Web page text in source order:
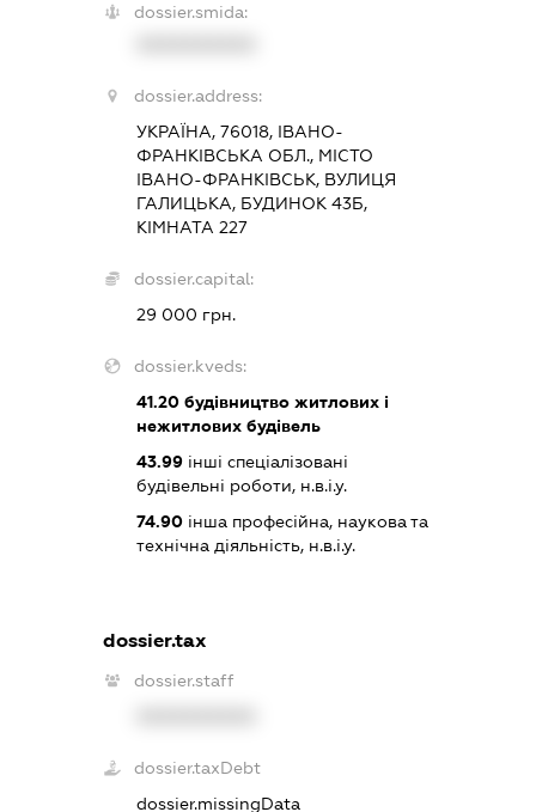
dossier.smida:
dossier.address:
УКРАЇНА, 76018, ІВАНО-
ФРАНКІВСЬКА ОБЛ., МІСТО
ІВАНО-ФРАНКІВСЬК, ВУЛИЦЯ
ГАЛИЦЬКА, БУДИНОК 43Б,
КІМНАТА 227
dossier.capital:
29 000 грн.
dossier.kveds:
41.20будівництво житлових і
нежитлових будівель
43.99інші спеціалізовані
будівельні роботи, н.в.і.у.
74.90інша професійна, наукова та
технічна діяльність, н.в.і.у.
dossier.tax
dossier.staff
dossier.taxDebt
dossier.missingData